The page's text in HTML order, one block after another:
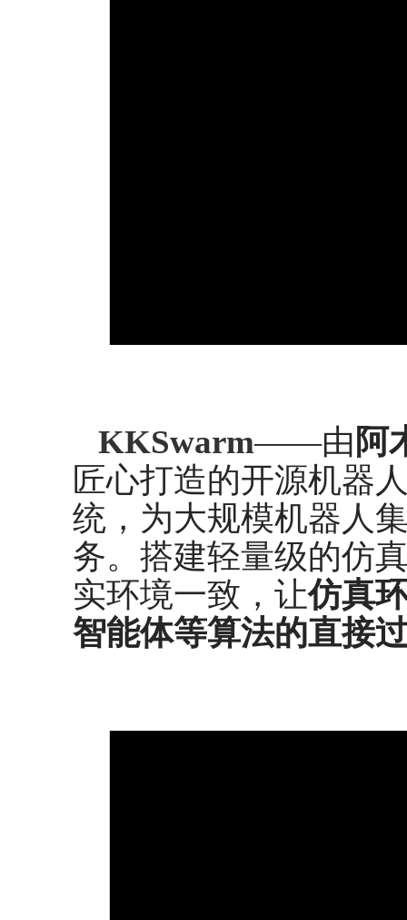
KKSwarm——由 阿
匠心打造的开源机器
统，为大规模机器人
务。搭建轻量级的仿
实环境一致，让仿真
智能体等算法的直接